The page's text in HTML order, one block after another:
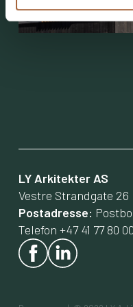
LY Arkitekter AS
Vestre Strandgate
Postadresse:
Telefon +47 41 77 80